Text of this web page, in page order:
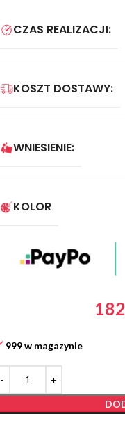
CZAS REALIZACJI:
KOSZT DOSTAWY:
WNIESIENIE:
KOLOR
999 w magazynie